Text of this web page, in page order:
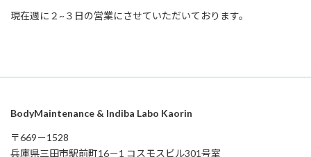
現在週に２~３日の営業にさせていただいております。
BodyMaintenance & Indiba Labo Kaorin
〒669－1528
兵庫県三田市駅前町16－1 コスモスビル301号室